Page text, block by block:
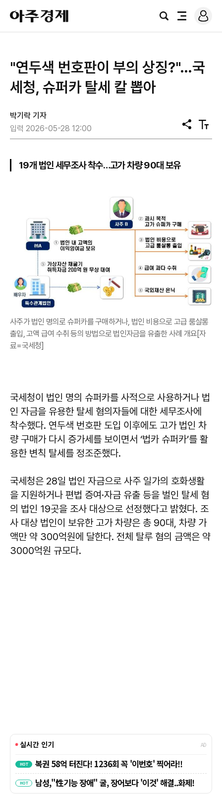
아
주
경
검
전
로
그
"연두색 번호판이 부의 상징?"…국
세청, 슈퍼카 탈세 칼 뽑아
박기락 기자
입력 2026-05-28 12:00
공
유
텍
스
19개 법인 세무조사 착수…고가 차량 90대 보유
사주가 법인 명의로 슈퍼카를 구매하거나, 법인 비용으로 고급 룸살롱
출입, 고액 급여 수취 등의 방법으로 법인자금을 유출한 사례 개요[자
료=국세청]
국세청이 법인 명의 슈퍼카를 사적으로 사용하거나 법
인 자금을 유용한 탈세 혐의자들에 대한 세무조사에
착수했다. 연두색 번호판 도입 이후에도 고가 법인 차
량 구매가 다시 증가세를 보이면서 ‘법카 슈퍼카’를 활
용한 변칙 탈세를 정조준했다.
국세청은 28일 법인 자금으로 사주 일가의 호화생활
을 지원하거나 편법 증여·자금 유출 등을 벌인 탈세 혐
의 법인 19곳을 조사 대상으로 선정했다고 밝혔다. 조
사 대상 법인이 보유한 고가 차량은 총 90대, 차량 가
액만 약 300억원에 달한다. 전체 탈루 혐의 금액은 약
3000억원 규모다.